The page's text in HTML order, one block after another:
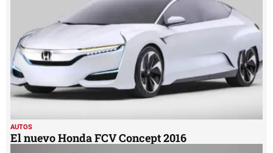
AUTOS
El nuevo Honda FCV Concept 2016